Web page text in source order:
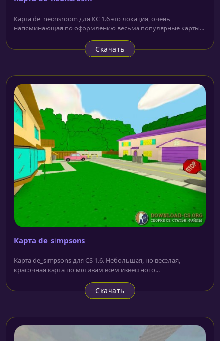
Карта de_neonsroom для КС 1.6 это локация, очень
напоминающая по оформлению весьма популярные карты...
Скачать
Карта de_simpsons
Карта de_simpsons для CS 1.6. Небольшая, но веселая,
красочная карта по мотивам всем известного...
Скачать